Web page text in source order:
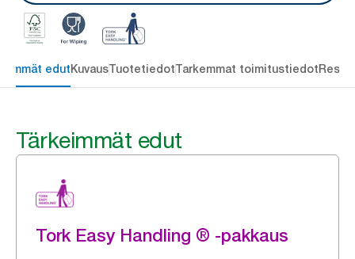
edutKuvausTuotetiedotTarkemmat toimitustiedot
Tärkeimmät edut
Tork Easy Handling ® -pakkaus